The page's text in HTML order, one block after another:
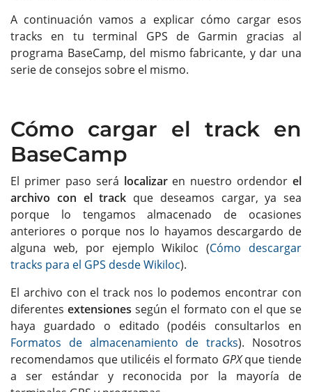
A continuación vamos a explicar cómo cargar esos
tracks en tu terminal GPS de Garmin gracias al
programa BaseCamp, del mismo fabricante, y dar una
serie de consejos sobre el mismo.
Cómo cargar el track en
BaseCamp
El primer paso será localizar en nuestro ordendor el
archivo con el track que deseamos cargar, ya sea
porque lo tengamos almacenado de ocasiones
anteriores o porque nos lo hayamos descargardo de
alguna web, por ejemplo Wikiloc (Cómo descargar
tracks para el GPS desde Wikiloc).
El archivo con el track nos lo podemos encontrar con
diferentesextensionessegún el formato con el que se
haya guardado o editado (podéis consultarlos en
Formatos de almacenamiento de tracks). Nosotros
recomendamos que utilicéis el formato GPXque tiende
a ser estándar y reconocida por la mayoría de